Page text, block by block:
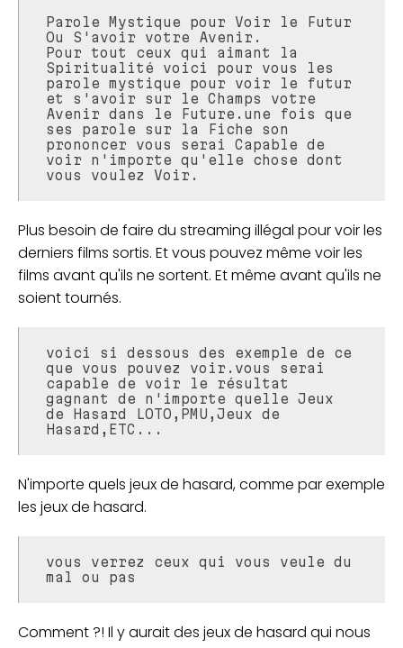
Parole Mystique pour Voir le Futur
Ou S'avoir votre Avenir.
Pour tout ceux qui aimant la
Spiritualité voici pour vous les
parole mystique pour voir le futur
et s'avoir sur le Champs votre
Avenir dans le Future.une fois que
ses parole sur la Fiche son
prononcer vous serai Capable de
voir n'importe qu'elle chose dont
vous voulez Voir.
Plus besoin de faire du streaming illégal pour voir les
derniers films sortis. Et vous pouvez même voir les
films avant qu'ils ne sortent. Et même avant qu'ils ne
soient tournés.
voici si dessous des exemple de ce
que vous pouvez voir.vous serai
capable de voir le résultat
gagnant de n'importe quelle Jeux
de Hasard LOTO,PMU,Jeux de
Hasard,ETC...
N'importe quels jeux de hasard, comme par exemple
les jeux de hasard.
vous verrez ceux qui vous veule du
mal ou pas
Comment ?! Il y aurait des jeux de hasard qui nous